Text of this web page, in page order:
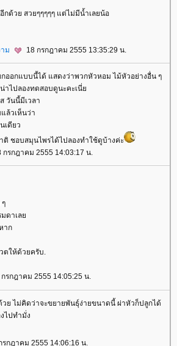
ด้วย สวยๆๆๆๆๆ แต่ไม่มีน้ำเลยน้อ
ม 18 กรกฎาคม 2555 13:35:29 น.
กออกแบบนี้ได้ แสดงว่าพวกหัวหอม ไม้หัวอย่างอื่น ๆ
าไปลองทดสอบดูนะคะเนี่
วันนี้มีเวลา
ล้วเห็นว่า
เดียว
ติ ชอบสมุนไพรได้ไปลองทำใช้ดูบ้างค่ะ
กรกฎาคม 2555 14:03:17 น.
มดาเล
าก
ตให้ด้วยครับ.
กรกฎาคม 2555 14:05:25 น.
วย ไม่คิดว่าจะขยายพันธุ์ง่ายขนาดนี้ ผ่าหัวก็ปลูกได้
ไปทำมั่ง
รกฎาคม 2555 14:06:16 น.